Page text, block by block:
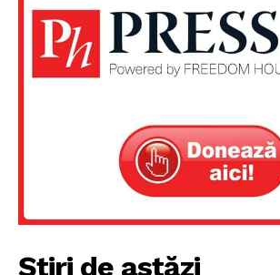
Știri de astăzi